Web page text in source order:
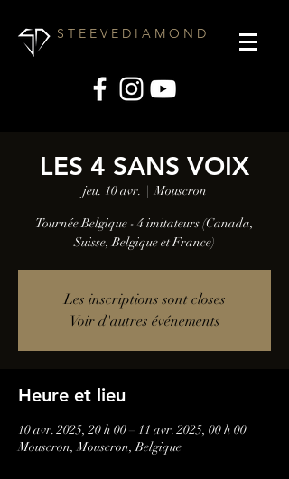
S T E E V E D I A M O N D
LES 4 SANS VOIX
jeu. 10 avr.
  |
Mouscron
Tournée Belgique - 4 imitateurs (Canada,
Suisse, Belgique et France)
Les inscriptions sont closes
Voir d'autres événements
Heure et lieu
10 avr. 2025, 20 h 00 – 11 avr. 2025, 00 h 00
Mouscron, Mouscron, Belgique